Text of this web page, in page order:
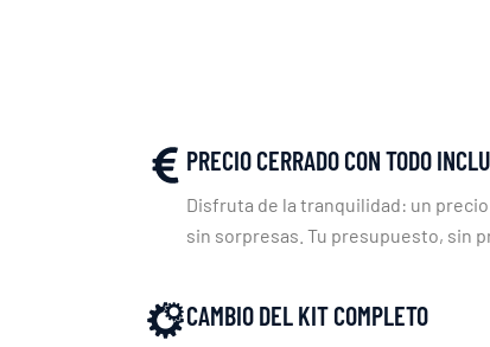
PRECIO CERRADO CON TODO
Disfruta de la tranquilidad: un
sin sorpresas. Tu presupuesto, sin
CAMBIO DEL KIT COMPLETO